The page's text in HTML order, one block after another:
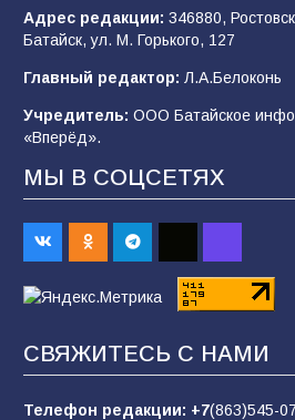
после выборов: в Госдуме
103 06.08.2026
В детском саду № 35 дети
строительные профессии в
спортивного праздника
07.08.2026
«Слухами Москву не
заявления Киева о
отчаяние, а не разведка
Адрес редакции: 346880,
Батайск, ул. М. Горького, 127
Главный редактор: Л.А.Белоконь
Учредитель: ООО Батайское
«Вперёд».
МЫ В СОЦСЕТЯХ
СВЯЖИТЕСЬ С НАМИ
Телефон редакции: +7(863)545-